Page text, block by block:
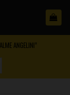
ANGELINI”